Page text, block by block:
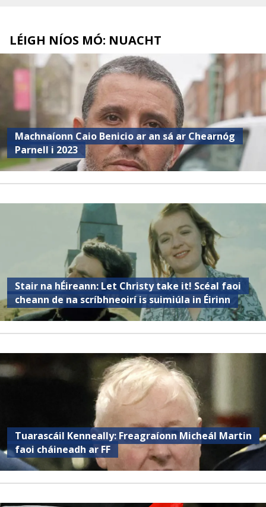
LÉIGH NÍOS MÓ: NUACHT
Machnaíonn Caio Benicio ar an sá ar Chearnóg
Parnell i 2023
Stair na hÉireann: Let Christy take it! Scéal faoi
cheann de na scríbhneoirí is suimiúla in Éirinn
Tuarascáil Kenneally: Freagraíonn Micheál Martin
faoi cháineadh ar FF